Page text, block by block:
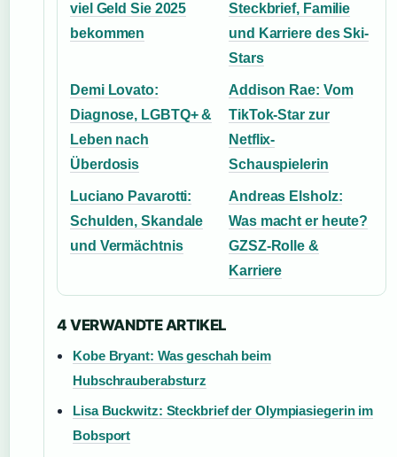
viel Geld Sie 2025
bekommen
Steckbrief, Familie
und Karriere des Ski-
Stars
Demi Lovato:
Diagnose, LGBTQ+ &
Leben nach
Überdosis
Addison Rae: Vom
TikTok-Star zur
Netflix-
Schauspielerin
Luciano Pavarotti:
Schulden, Skandale
und Vermächtnis
Andreas Elsholz:
Was macht er heute?
GZSZ-Rolle &
Karriere
4 VERWANDTE ARTIKEL
Kobe Bryant: Was geschah beim
Hubschrauberabsturz
Lisa Buckwitz: Steckbrief der Olympiasiegerin im
Bobsport